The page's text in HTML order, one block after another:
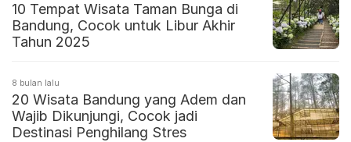
10 Tempat Wisata Taman Bunga di
Bandung, Cocok untuk Libur Akhir
Tahun 2025
8 bulan lalu
20 Wisata Bandung yang Adem dan
Wajib Dikunjungi, Cocok jadi
Destinasi Penghilang Stres